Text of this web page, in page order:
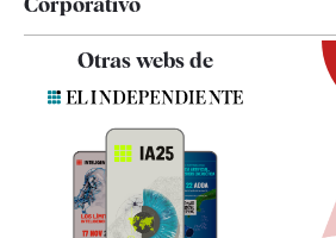
Quiénes somos
Especificaciones
Otras webs de